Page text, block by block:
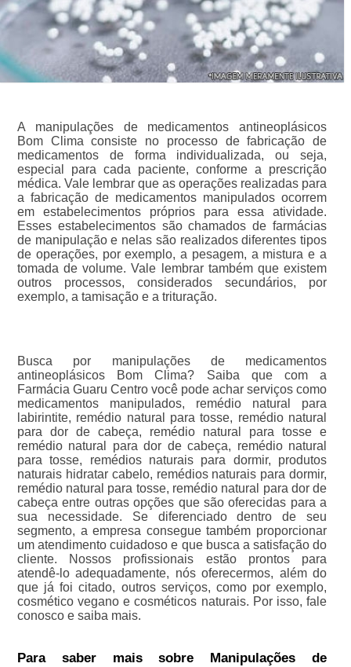
A manipulações de medicamentos antineoplásicos
Bom Clima consiste no processo de fabricação de
medicamentos de forma individualizada, ou seja,
especial para cada paciente, conforme a prescrição
médica. Vale lembrar que as operações realizadas para
a fabricação de medicamentos manipulados ocorrem
em estabelecimentos próprios para essa atividade.
Esses estabelecimentos são chamados de farmácias
de manipulação e nelas são realizados diferentes tipos
de operações, por exemplo, a pesagem, a mistura e a
tomada de volume. Vale lembrar também que existem
outros processos, considerados secundários, por
exemplo, a tamisação e a trituração.
Busca por manipulações de medicamentos
antineoplásicos Bom Clima? Saiba que com a
Farmácia Guaru Centro você pode achar serviços como
medicamentos manipulados, remédio natural para
labirintite, remédio natural para tosse, remédio natural
para dor de cabeça, remédio natural para tosse e
remédio natural para dor de cabeça, remédio natural
para tosse, remédios naturais para dormir, produtos
naturais hidratar cabelo, remédios naturais para dormir,
remédio natural para tosse, remédio natural para dor de
cabeça entre outras opções que são oferecidas para a
sua necessidade. Se diferenciado dentro de seu
segmento, a empresa consegue também proporcionar
um atendimento cuidadoso e que busca a satisfação do
cliente. Nossos profissionais estão prontos para
atendê-lo adequadamente, nós oferecermos, além do
que já foi citado, outros serviços, como por exemplo,
cosmético vegano e cosméticos naturais. Por isso, fale
conosco e saiba mais.
Para saber mais sobre Manipulações de